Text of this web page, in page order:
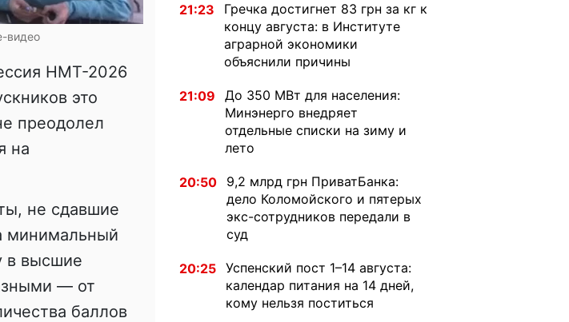
видео
НМТ-2026
это
преодолел
на
не сдавшие
минимальный
в высшие
— от
баллов
21:23
Гречка достигнет 83 грн за кг к
концу августа: в Институте
аграрной экономики
объяснили причины
21:09
До 350 МВт для населения:
Минэнерго внедряет
отдельные списки на зиму и
лето
20:50
9,2 млрд грн ПриватБанка:
дело Коломойского и пятерых
экс-сотрудников передали в
суд
20:25 Успенский пост 1–14 августа:
календар питания на 14 дней,
кому нельзя поститься